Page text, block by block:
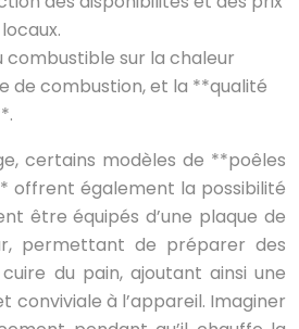
sur la chaleur
de combustion, et la **qualité
certains modèles de **poêles
offrent également la possibilité
être équipés d’une plaque de
permettant de préparer des
du pain, ajoutant ainsi une
conviviale à l’appareil. Imaginer